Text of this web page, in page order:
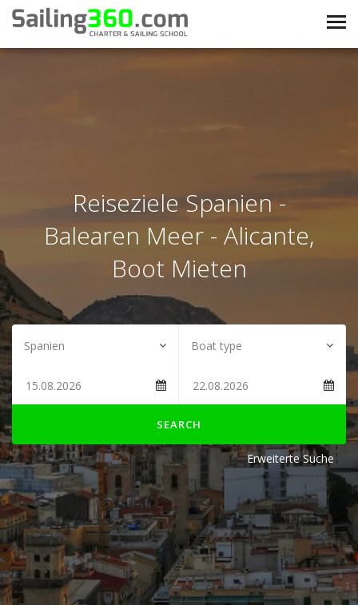
Reiseziele Spanien -
Balearen Meer - Alicante,
Boot Mieten
SEARCH
Erweiterte Suche